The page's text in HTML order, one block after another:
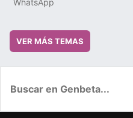
VER MÁS TEMAS